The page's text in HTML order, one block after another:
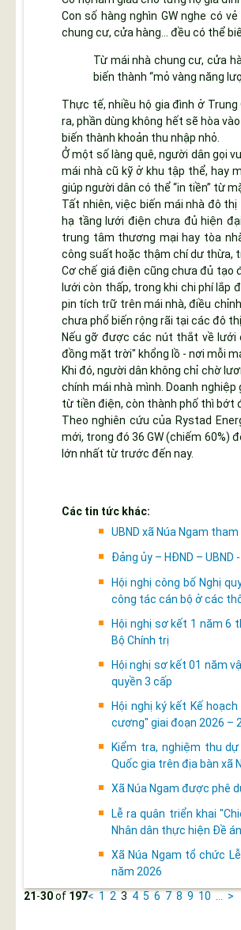
Con số hàng nghìn GW nghe có
chung cư, cửa hàng... đều có thể
Từ mái nhà chung cư, cửa
biến thành “mỏ vàng năng
Thực tế, nhiều hộ gia đình ở
ra, phần dùng không hết sẽ hòa
biến thành khoản thu nhập nhỏ.
Ở một số làng quê, người dân gọi
mái nhà cũ kỹ ở khu tập thể, hay
giúp người dân có thể “in tiền” từ
Tất nhiên, việc biến mái nhà đô thị
hạ tầng lưới điện chưa đủ hiện
trung tâm thương mại hay tòa
công suất hoặc thậm chí dư thừa,
Cơ chế giá điện cũng chưa đủ tạo
lưới còn thấp, trong khi chi phí lắp
pin tích trữ trên mái nhà, điều
chưa phổ biến rộng rãi tại các đô
Nếu gỡ được các nút thắt về lưới
đồng mặt trời" khổng lồ - nơi mỗi
Khi đó, người dân không chỉ chờ
chính mái nhà mình. Doanh
từ tiền điện, còn thành phố thì bớt
Theo nghiên cứu của Rystad
mới, trong đó 36 GW (chiếm
lớn nhất từ trước đến nay.
Các tin tức khác:
UBND xã Núa Ngam
Đảng ủy – HĐND –
Hội nghị công bố Nghị
công tác cán bộ ở các
Hội nghị sơ kết 1 năm 6
Bộ Chính trị
Hội nghị sơ kết 01 năm
quyền 3 cấp
Hội nghị ký kết Kế
cương" giai đoạn 2026 –
Kiểm tra, nghiệm thu
Quốc gia trên địa bàn xã
Xã Núa Ngam được phê
Lễ ra quân triển khai
Nhân dân thực hiện Đề
Xã Núa Ngam tổ chức
năm 2026
21-30of 197< 1 2 3 4 5 6 7 8 9 10 >